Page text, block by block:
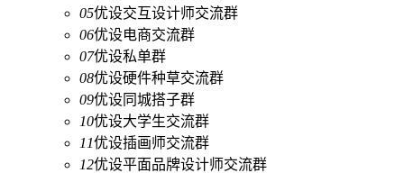
05优设交互设计师交流群
06优设电商交流群
07优设私单群
08优设硬件种草交流群
09优设同城搭子群
10优设大学生交流群
11优设插画师交流群
12优设平面品牌设计师交流群